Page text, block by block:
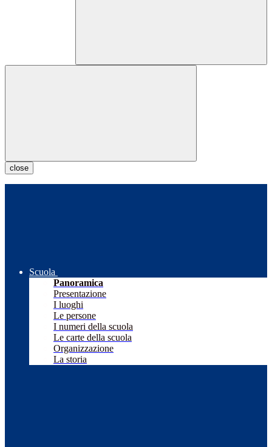
close
Scuola
Panoramica
Presentazione
I luoghi
Le persone
I numeri della scuola
Le carte della scuola
Organizzazione
La storia